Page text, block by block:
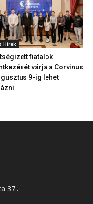
Hírek
fiatalok
várja a Corvinus
9-ig lehet
37..